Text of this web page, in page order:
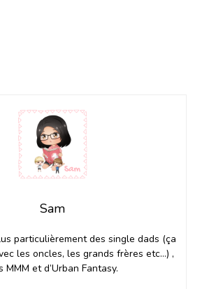
Sam
particulièrement des single dads (ça
les oncles, les grands frères etc…) ,
MMM et d’Urban Fantasy.